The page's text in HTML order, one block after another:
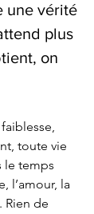
une vérité
plus
on
toute vie
le temps
l’amour, la
Rien de